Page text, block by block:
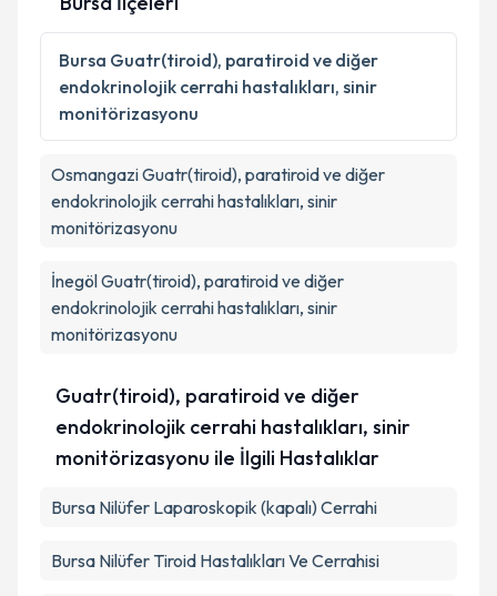
Kişisel verilerimin işlenmesine ilişkinAydınlatma
Metni
'ni okudum ve kişisel verilerimin belirtilen
kapsamda işlenmesini kabul ediyorum.
Takvim Talebini Gönder
Bursa Guatr(tiroid), paratiroid ve diğer
endokrinolojik cerrahi hastalıkları, sinir
monitörizasyonu
OsmangaziGuatr(tiroid), paratiroid ve diğer
endokrinolojik cerrahi hastalıkları, sinir
monitörizasyonu
İnegölGuatr(tiroid), paratiroid ve diğer
endokrinolojik cerrahi hastalıkları, sinir
monitörizasyonu
Guatr(tiroid), paratiroid ve diğer
endokrinolojik cerrahi hastalıkları, sinir
monitörizasyonu ile İlgili Hastalıklar
Bursa Nilüfer Laparoskopik (kapalı) Cerrahi
Bursa Nilüfer Tiroid Hastalıkları Ve Cerrahisi